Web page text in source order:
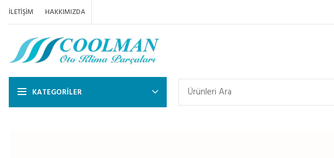
İLETIŞIM HAKKIMIZDA
KATEGORILER